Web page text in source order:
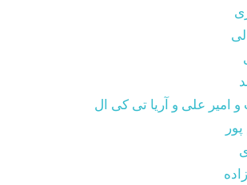
امیر علی و آریا تی کی ال